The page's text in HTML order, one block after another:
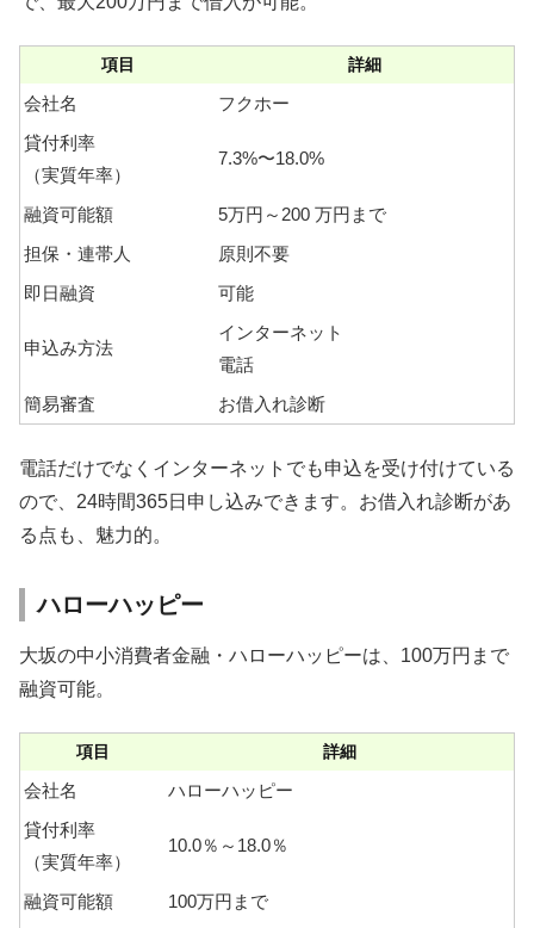
項目 詳細
会社名
フクホー
貸付利率
（実質年率）
7.3%〜18.0%
融資可能額
5万円～200 万円まで
担保・連帯人
原則不要
即日融資
可能
申込み方法
インターネット
電話
簡易審査
お借入れ診断
電話だけでなくインターネットでも申込を受け付けている
ので、24時間365日申し込みできます。お借入れ診断があ
る点も、魅力的。
ハローハッピー
大坂の中小消費者金融・ハローハッピーは、100万円まで
融資可能。
項目 詳細
会社名
ハローハッピー
貸付利率
（実質年率）
10.0％～18.0％
融資可能額
100万円まで